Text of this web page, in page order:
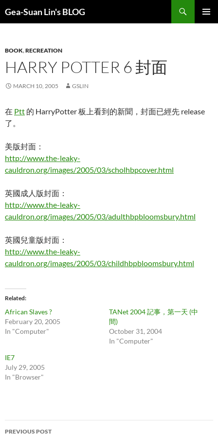
Gea-Suan Lin's BLOG
BOOK,RECREATION
HARRY POTTER 6 封面
MARCH 10, 2005 GSLIN
在 Ptt 的 HarryPotter 板上看到的新聞，封面已經先 release
了。
美版封面：
http://www.the-leaky-
cauldron.org/images/2005/03/scholhbpcover.html
英國成人版封面：
http://www.the-leaky-
cauldron.org/images/2005/03/adulthbpbloomsbury.html
英國兒童版封面：
http://www.the-leaky-
cauldron.org/images/2005/03/childhbpbloomsbury.html
Related
African Slaves ?
February 20, 2005
In "Computer"
TANet 2004 記事，第一天 (中
間)
October 31, 2004
In "Computer"
IE7
July 29, 2005
In "Browser"
Post
PREVIOUS POST